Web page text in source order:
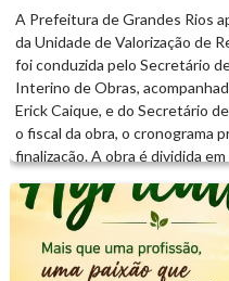
A Prefeitura de Grandes Rios
da Unidade de Valorização de
foi conduzida pelo Secretário
Interino de Obras,
Erick Caique, e do Secretário
o fiscal da obra, o cronograma
finalização. A obra é dividida
com escritórios, refeitório e
associação dos catadores de
Trata-se de uma obra
geração de renda e mais